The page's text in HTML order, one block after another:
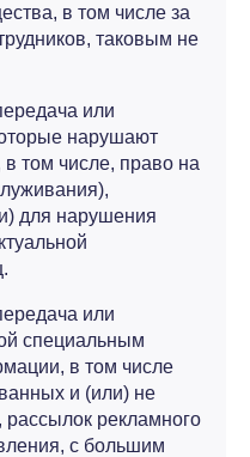
в том числе за
таковым не
или
нарушают
том числе, право на
для нарушения
или
специальным
в том числе
и (или) не
рекламного
с большим